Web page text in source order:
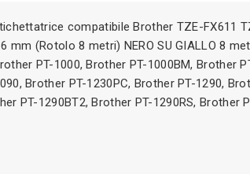
compatibile Brother TZE-FX611
mm (Rotolo 8 metri) NERO SU GIALLO 8
PT-1000, Brother PT-1000BM, Brother
Brother PT-1230PC, Brother PT-1290,
PT-1290BT2, Brother PT-1290RS, Brother